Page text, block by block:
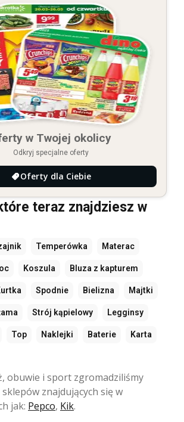
w Twojej okolicy
Odkryj specjalne oferty
Oferty dla Ciebie
teraz znajdziesz w
Temperówka Materac
Koszula Bluza z kapturem
Spodnie Bielizna Majtki
Strój kąpielowy Legginsy
Top Naklejki Baterie Karta
obuwie i sport zgromadziliśmy
znajdujących się w
jak: Pepco, Kik.